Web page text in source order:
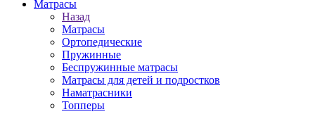
Матраcы
Назад
Матраcы
Ортопедические
Пружинные
Беспружинные матрасы
Матрасы для детей и подростков
Наматрасники
Топперы